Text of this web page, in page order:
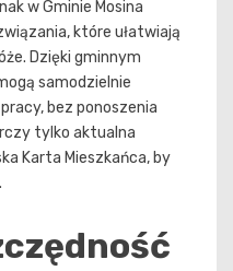
w Gminie Mosina
które ułatwiają
Dzięki gminnym
samodzielnie
bez ponoszenia
tylko aktualna
Karta Mieszkańca, by